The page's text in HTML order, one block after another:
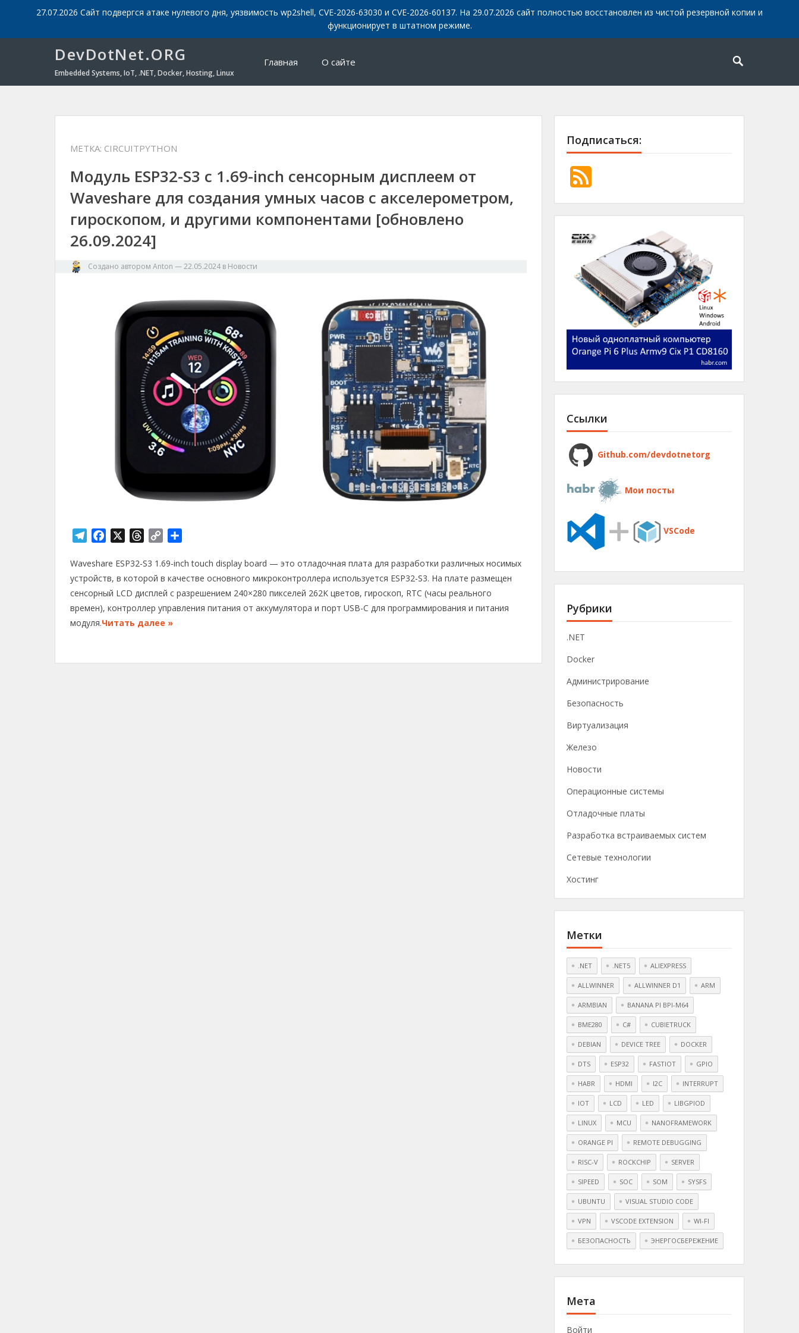
27.07.2026 Сайт подвергся атаке нулевого дня, уязвимость wp2shell, CVE-2026-63030 и CVE-2026-60137. На 29.07.2026 сайт полностью восстановлен из чистой резервной копии и
функционирует в штатном режиме.
DevDotNet.ORG
Embedded Systems, IoT, .NET, Docker, Hosting, Linux
Главная О сайте
МЕТКА: CIRCUITPYTHON
Модуль ESP32-S3 с 1.69-inch сенсорным дисплеем от
Waveshare для создания умных часов с акселерометром,
гироскопом, и другими компонентами [обновлено
26.09.2024]
Создано автором Anton —22.05.2024 в Новости
l
e
g
r
a
c
e
b
o
o
r
e
a
d
s
p
y
L
i
n
п
р
а
в
Waveshare ESP32-S3 1.69-inch touch display board — это отладочная плата для разработки различных носимых
устройств, в которой в качестве основного микроконтроллера используется ESP32-S3. На плате размещен
сенсорный LCD дисплей с разрешением 240×280 пикселей 262K цветов, гироскоп, RTC (часы реального
времен), контроллер управления питания от аккумулятора и порт USB-C для программирования и питания
модуля.Читать далее »
Подписаться:
Ссылки
Github.com/devdotnetorg
Мои посты
VSCode
Рубрики
.NET
Docker
Администрирование
Безопасность
Виртуализация
Железо
Новости
Операционные системы
Отладочные платы
Разработка встраиваемых систем
Сетевые технологии
Хостинг
Метки
.NET .NET5 ALIEXPRESS
ALLWINNER ALLWINNER D1 ARM
ARMBIAN BANANA PI BPI-M64
BME280 C# CUBIETRUCK
DEBIAN DEVICE TREE DOCKER
DTS ESP32 FASTIOT GPIO
HABR HDMI I2C INTERRUPT
IOT LCD LED LIBGPIOD
LINUX MCU NANOFRAMEWORK
ORANGE PI REMOTE DEBUGGING
RISC-V ROCKCHIP SERVER
SIPEED SOC SOM SYSFS
UBUNTU VISUAL STUDIO CODE
VPN VSCODE EXTENSION WI-FI
БЕЗОПАСНОСТЬ ЭНЕРГОСБЕРЕЖЕНИЕ
Мета
Войти